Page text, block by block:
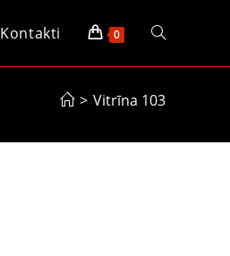
Kontakti 0
> Vitrīna 103